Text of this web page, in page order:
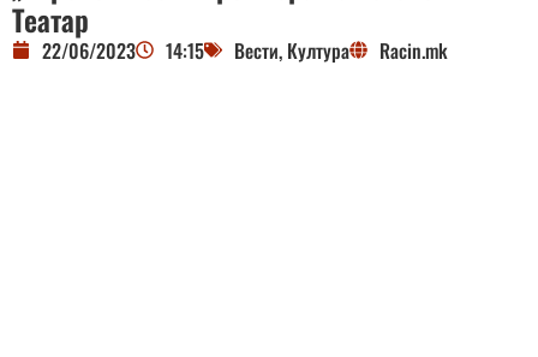
Театар
22/06/2023 14:15 Вести, Култура Racin.mk